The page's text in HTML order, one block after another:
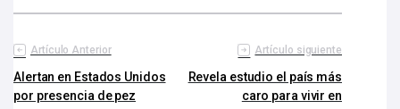
Artículo Anterior
Alertan en Estados Unidos
por presencia de pez
Artículo siguiente
Revela estudio el país más
caro para vivir en